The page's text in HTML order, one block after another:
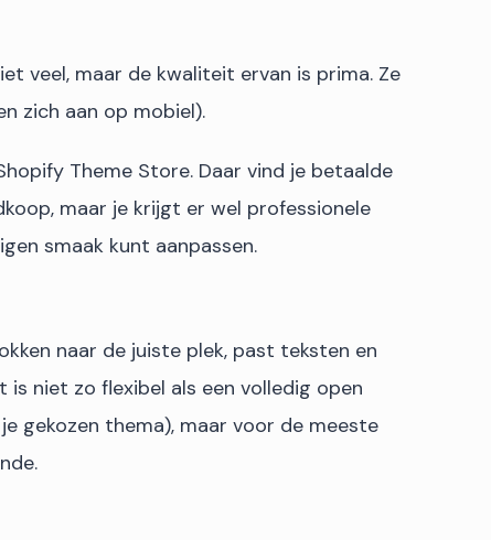
veel, maar de kwaliteit ervan is prima. Ze
zich aan op mobiel).
Theme Store. Daar vind je betaalde
maar je krijgt er wel professionele
smaak kunt aanpassen.
naar de juiste plek, past teksten en
niet zo flexibel als een volledig open
gekozen thema), maar voor de meeste